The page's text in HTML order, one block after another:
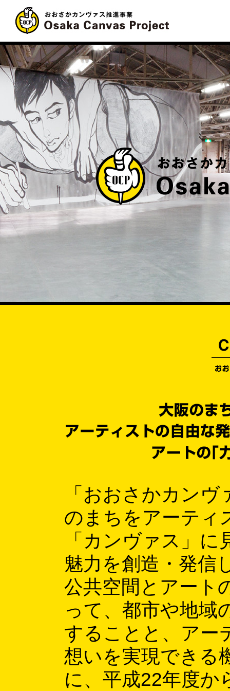
「おおさかカン
のまちをアーティ
「カンヴァス」
魅力を創造・発信
公共空間とアート
って、都市や地域
することと、アー
想いを実現できる
に、平成22年度か